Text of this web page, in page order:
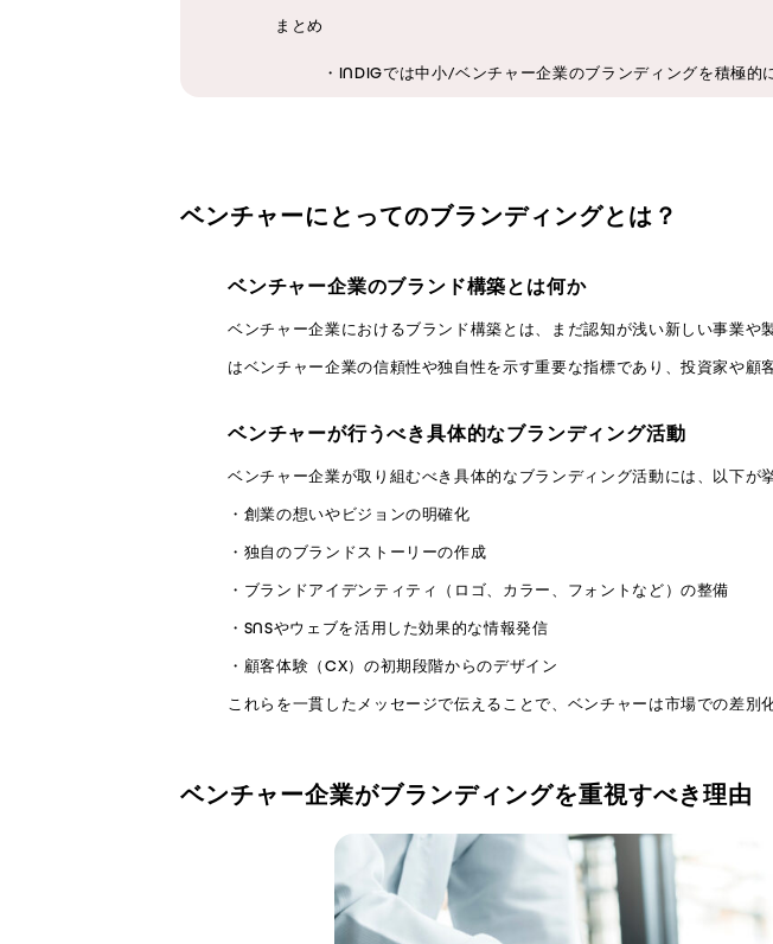
まとめ
・INDIGでは中小/ベンチャー企業のブランディングを積極的
ベンチャーにとってのブランディングとは？
ベンチャー企業のブランド構築とは何か
ベンチャー企業におけるブランド構築とは、まだ認知が浅い新しい事業
はベンチャー企業の信頼性や独自性を示す重要な指標であり、投資家や顧
ベンチャーが行うべき具体的なブランディング活動
ベンチャー企業が取り組むべき具体的なブランディング活動には、以下が
・創業の想いやビジョンの明確化
・独自のブランドストーリーの作成
・ブランドアイデンティティ（ロゴ、カラー、フォントなど）の整備
・SNSやウェブを活用した効果的な情報発信
・顧客体験（CX）の初期段階からのデザイン
これらを一貫したメッセージで伝えることで、ベンチャーは市場での差別
ベンチャー企業がブランディングを重視すべき理由